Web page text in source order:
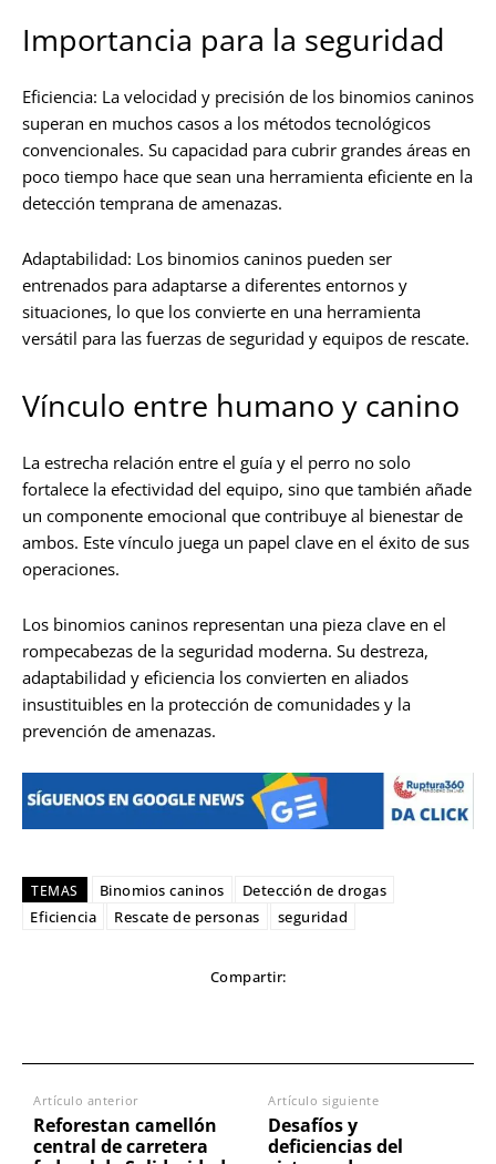
Importancia para la seguridad
Eficiencia: La velocidad y precisión de los binomios caninos
superan en muchos casos a los métodos tecnológicos
convencionales. Su capacidad para cubrir grandes áreas en
poco tiempo hace que sean una herramienta eficiente en la
detección temprana de amenazas.
Adaptabilidad: Los binomios caninos pueden ser
entrenados para adaptarse a diferentes entornos y
situaciones, lo que los convierte en una herramienta
versátil para las fuerzas de seguridad y equipos de rescate.
Vínculo entre humano y canino
La estrecha relación entre el guía y el perro no solo
fortalece la efectividad del equipo, sino que también añade
un componente emocional que contribuye al bienestar de
ambos. Este vínculo juega un papel clave en el éxito de sus
operaciones.
Los binomios caninos representan una pieza clave en el
rompecabezas de la seguridad moderna. Su destreza,
adaptabilidad y eficiencia los convierten en aliados
insustituibles en la protección de comunidades y la
prevención de amenazas.
TEMAS Binomios caninos
Detección de drogas
Eficiencia
Rescate de personas seguridad
Compartir:
Artículo anterior
Reforestan camellón
central de carretera
Artículo siguiente
Desafíos y
deficiencias del